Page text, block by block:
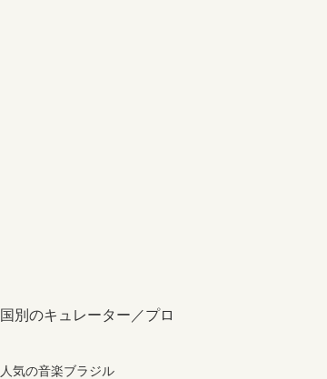
国別のキュレーター／プロ
人気の音楽ブラジル